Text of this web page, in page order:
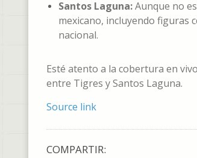
Santos Laguna:Aunque no
mexicano, incluyendo figuras
nacional.
Esté atento a la cobertura en
entre Tigres y Santos Laguna.
Source link
COMPARTIR: